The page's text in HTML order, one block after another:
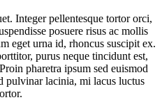
Integer pellentesque tortor orci,
posuere risus ac mollis
eget urna id, rhoncus suscipit ex.
purus neque tincidunt est,
pharetra ipsum sed euismod
pulvinar lacinia, mi lacus luctus